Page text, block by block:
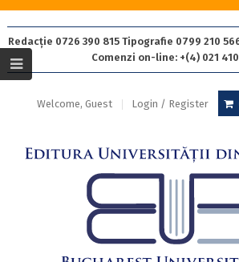
Redacție 0726 390 815 Tipografie 0799 210
Comenzi on-line: +(4) 021
Welcome, Guest Login / Register